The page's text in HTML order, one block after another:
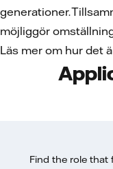
generationer.
möjliggör
Läs mer om hur det
Find the role that